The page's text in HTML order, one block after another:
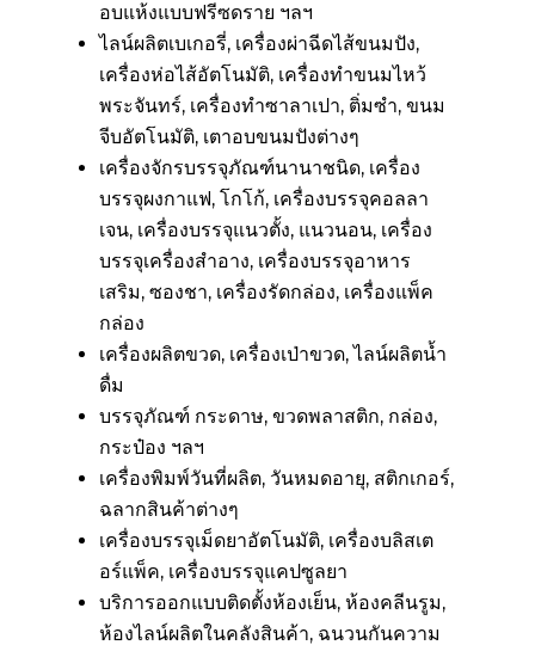
อบแห้งแบบฟรีซดราย ฯลฯ
ไลน์ผลิตเบเกอรี่, เครื่องผ่าฉีดไส้ขนมปัง,
เครื่องห่อไส้อัตโนมัติ, เครื่องทำขนมไหว้
พระจันทร์, เครื่องทำซาลาเปา, ติ่มซำ, ขนม
จีบอัตโนมัติ, เตาอบขนมปังต่างๆ
เครื่องจักรบรรจุภัณฑ์นานาชนิด, เครื่อง
บรรจุผงกาแฟ, โกโก้, เครื่องบรรจุคอลลา
เจน, เครื่องบรรจุแนวตั้ง, แนวนอน, เครื่อง
บรรจุเครื่องสำอาง, เครื่องบรรจุอาหาร
เสริม, ซองชา, เครื่องรัดกล่อง, เครื่องแพ็ค
กล่อง
เครื่องผลิตขวด, เครื่องเป่าขวด, ไลน์ผลิตน้ำ
ดื่ม
บรรจุภัณฑ์ กระดาษ, ขวดพลาสติก, กล่อง,
กระป๋อง ฯลฯ
เครื่องพิมพ์วันที่ผลิต, วันหมดอายุ, สติกเกอร์,
ฉลากสินค้าต่างๆ
เครื่องบรรจุเม็ดยาอัตโนมัติ, เครื่องบลิสเต
อร์แพ็ค, เครื่องบรรจุแคปซูลยา
บริการออกแบบติดตั้งห้องเย็น, ห้องคลีนรูม,
ห้องไลน์ผลิตในคลังสินค้า, ฉนวนกันความ